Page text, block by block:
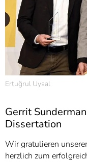
Ertuğrul Uysal
Gerrit
Dissertation
Wir gratulieren
herzlich zum